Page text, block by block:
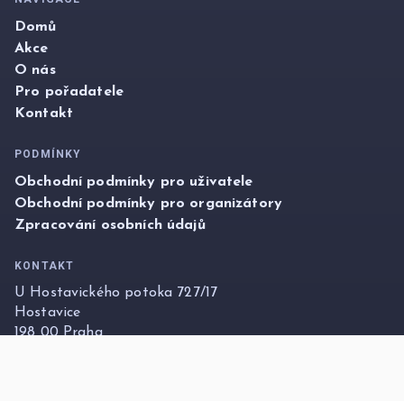
Domů
Akce
O nás
Pro pořadatele
Kontakt
PODMÍNKY
Obchodní podmínky pro uživatele
Obchodní podmínky pro organizátory
Zpracování osobních údajů
KONTAKT
U Hostavického potoka 727/17
Hostavice
198 00 Praha